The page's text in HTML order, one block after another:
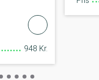
948 Kr.